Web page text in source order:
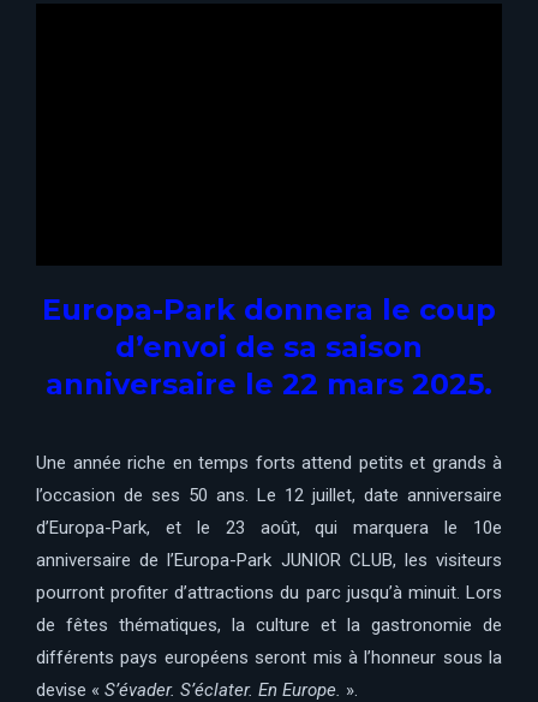
Europa-Park donnera le coup
d’envoi de sa saison
anniversaire le 22 mars 2025.
Une année riche en temps forts attend petits et grands à
l’occasion de ses 50 ans. Le 12 juillet, date anniversaire
d’Europa-Park, et le 23 août, qui marquera le 10e
anniversaire de l’Europa-Park JUNIOR CLUB, les visiteurs
pourront profiter d’attractions du parc jusqu’à minuit. Lors
de fêtes thématiques, la culture et la gastronomie de
différents pays européens seront mis à l’honneur sous la
devise « S’évader. S’éclater. En Europe. ».